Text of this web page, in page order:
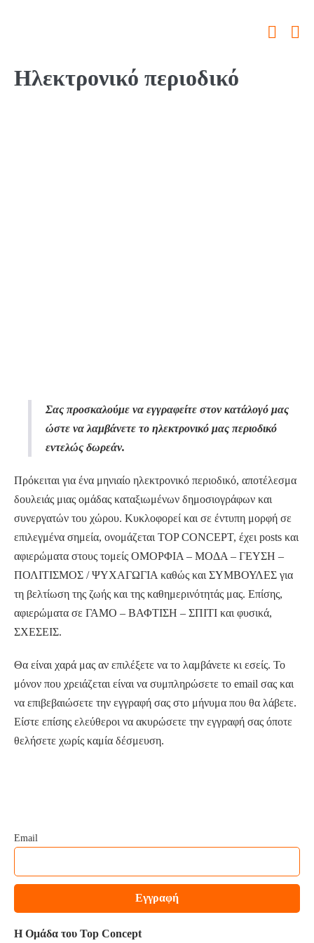
Ηλεκτρονικό περιοδικό
Σας προσκαλούμε να εγγραφείτε στον κατάλογό μας
ώστε να λαμβάνετε το ηλεκτρονικό μας περιοδικό
εντελώς δωρεάν.
Πρόκειται για ένα μηνιαίο ηλεκτρονικό περιοδικό, αποτέλεσμα
δουλειάς μιας ομάδας καταξιωμένων δημοσιογράφων και
συνεργατών του χώρου. Κυκλοφορεί και σε έντυπη μορφή σε
επιλεγμένα σημεία, ονομάζεται TOP CΟNCEPT, έχει posts και
αφιερώματα στους τομείς ΟΜΟΡΦΙΑ – ΜΟΔΑ – ΓΕΥΣΗ –
ΠΟΛΙΤΙΣΜΟΣ / ΨΥΧΑΓΩΓΙΑ καθώς και ΣΥΜΒΟΥΛΕΣ για
τη βελτίωση της ζωής και της καθημερινότητάς μας. Επίσης,
αφιερώματα σε ΓΑΜΟ – ΒΑΦΤΙΣΗ – ΣΠΙΤΙ και φυσικά,
ΣΧΕΣΕΙΣ.
Θα είναι χαρά μας αν επιλέξετε να το λαμβάνετε κι εσείς. Το
μόνον που χρειάζεται είναι να συμπληρώσετε το email σας και
να επιβεβαιώσετε την εγγραφή σας στο μήνυμα που θα λάβετε.
Είστε επίσης ελεύθεροι να ακυρώσετε την εγγραφή σας όποτε
θελήσετε χωρίς καμία δέσμευση.
Email
Η Ομάδα του Top Concept